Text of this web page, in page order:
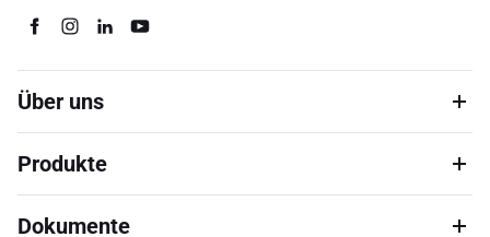
Über uns
Produkte
Dokumente